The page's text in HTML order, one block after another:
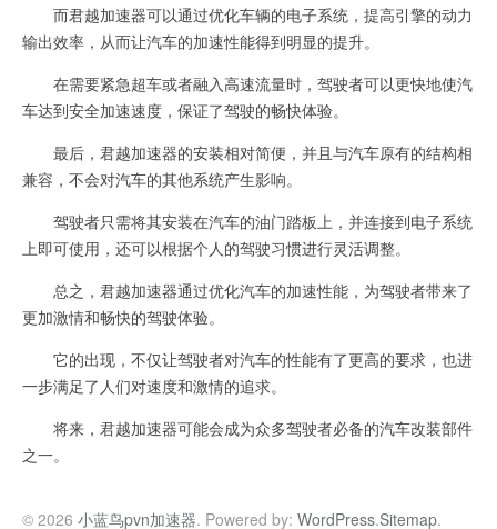
而君越加速器可以通过优化车辆的电子系统，提高引擎的动力
输出效率，从而让汽车的加速性能得到明显的提升。
在需要紧急超车或者融入高速流量时，驾驶者可以更快地使汽
车达到安全加速速度，保证了驾驶的畅快体验。
最后，君越加速器的安装相对简便，并且与汽车原有的结构相
兼容，不会对汽车的其他系统产生影响。
驾驶者只需将其安装在汽车的油门踏板上，并连接到电子系统
上即可使用，还可以根据个人的驾驶习惯进行灵活调整。
总之，君越加速器通过优化汽车的加速性能，为驾驶者带来了
更加激情和畅快的驾驶体验。
它的出现，不仅让驾驶者对汽车的性能有了更高的要求，也进
一步满足了人们对速度和激情的追求。
将来，君越加速器可能会成为众多驾驶者必备的汽车改装部件
之一。
© 2026 小蓝鸟pvn加速器. Powered by: WordPress.Sitemap.